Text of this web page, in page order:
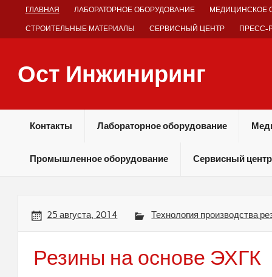
ГЛАВНАЯ ЛАБОРАТОРНОЕ ОБОРУДОВАНИЕ МЕДИЦИНСКОЕ
СТРОИТЕЛЬНЫЕ МАТЕРИАЛЫ СЕРВИСНЫЙ ЦЕНТР ПРЕСС-
Ост Инжиниринг
Контакты Лабораторное оборудование
Промышленное оборудование Сервисный центр
25 августа, 2014 Технология производства
Резины на основе ЭХГК